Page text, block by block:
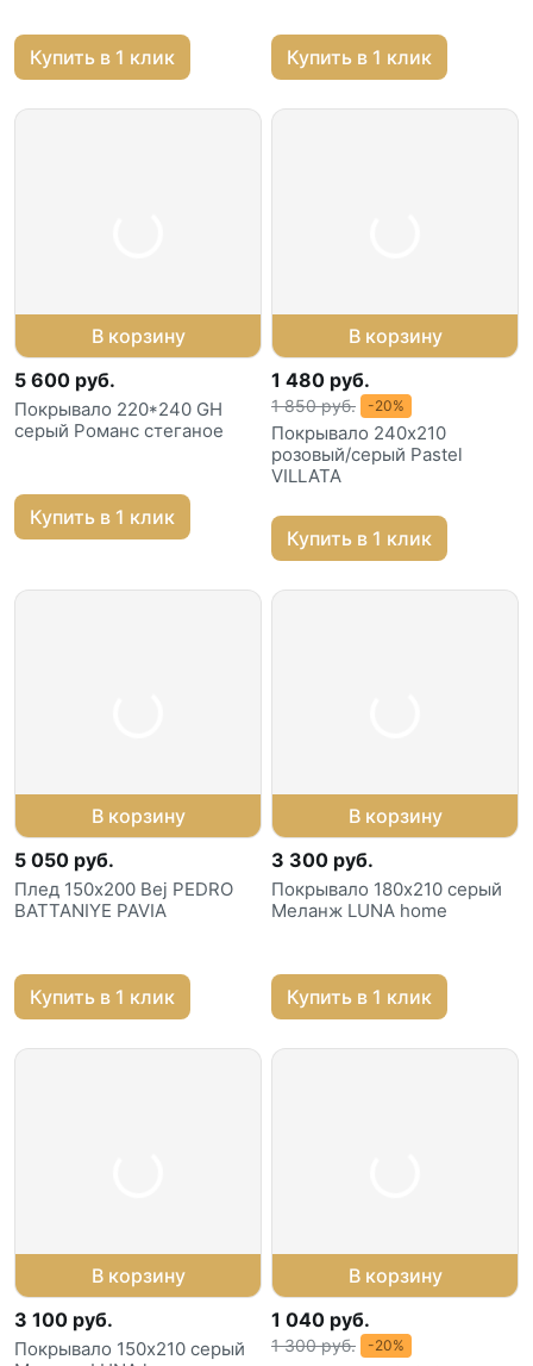
Купить в 1 клик Купить в 1 клик
В корзину
5 600 руб.
Покрывало 220*240 GH
серый Романс стеганое
Купить в 1 клик
В корзину
1 480 руб.
1 850 руб. -20%
Покрывало 240х210
розовый/серый Pastel
VILLATA
Купить в 1 клик
В корзину
5 050 руб.
Плед 150х200 Bej PEDRO
BATTANIYE PAVIA
Купить в 1 клик
В корзину
3 300 руб.
Покрывало 180х210 серый
Меланж LUNA home
Купить в 1 клик
В корзину
3 100 руб.
Покрывало 150х210 серый
В корзину
1 040 руб.
1 300 руб. -20%